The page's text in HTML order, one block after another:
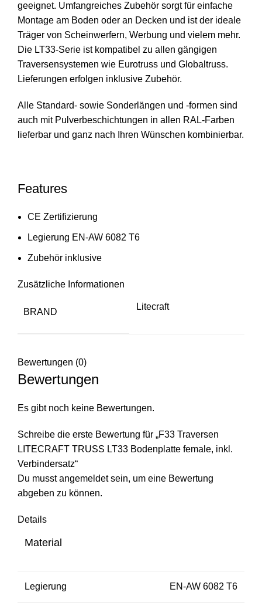
geeignet. Umfangreiches Zubehör sorgt für einfache
Montage am Boden oder an Decken und ist der ideale
Träger von Scheinwerfern, Werbung und vielem mehr.
Die LT33-Serie ist kompatibel zu allen gängigen
Traversensystemen wie Eurotruss und Globaltruss.
Lieferungen erfolgen inklusive Zubehör.
Alle Standard- sowie Sonderlängen und -formen sind
auch mit Pulverbeschichtungen in allen RAL-Farben
lieferbar und ganz nach Ihren Wünschen kombinierbar.
Features
CE Zertifizierung
Legierung EN-AW 6082 T6
Zubehör inklusive
Zusätzliche Informationen
BRAND
Litecraft
Bewertungen (0)
Bewertungen
Es gibt noch keine Bewertungen.
Schreibe die erste Bewertung für „F33 Traversen
LITECRAFT TRUSS LT33 Bodenplatte female, inkl.
Verbindersatz“
Du musstangemeldetsein, um eine Bewertung
abgeben zu können.
Details
Material
Legierung EN-AW 6082 T6